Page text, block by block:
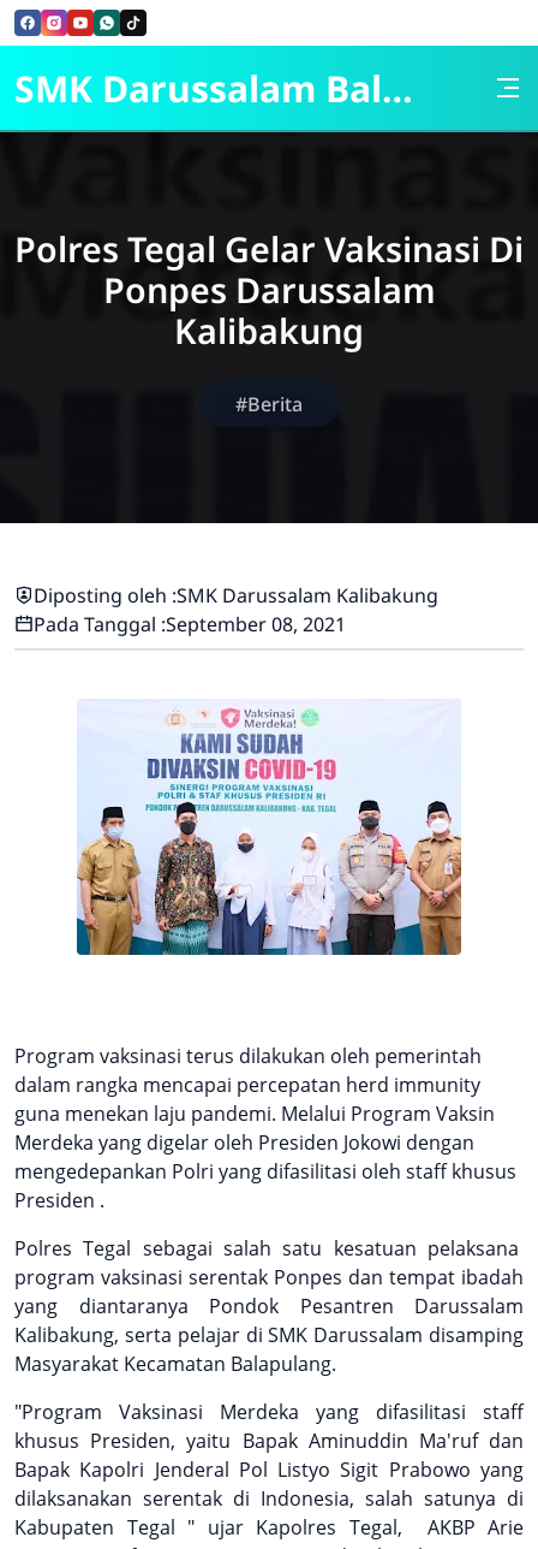
Skip to Content
SMK Darussalam Balapulang
Polres Tegal Gelar Vaksinasi Di
Ponpes Darussalam
Kalibakung
#Berita
Diposting oleh :SMK Darussalam Kalibakung
Pada Tanggal :September 08, 2021
Program vaksinasi terus dilakukan oleh pemerintah
dalam rangka mencapai percepatan herd immunity
guna menekan laju pandemi. Melalui Program Vaksin
Merdeka yang digelar oleh Presiden Jokowi dengan
mengedepankan Polri yang difasilitasi oleh staff khusus
Presiden .
Polres Tegal sebagai salah satu kesatuan pelaksana
program vaksinasi serentak Ponpes dan tempat ibadah
yang diantaranya Pondok Pesantren Darussalam
Kalibakung, serta pelajar di SMK Darussalam disamping
Masyarakat Kecamatan Balapulang.
"Program Vaksinasi Merdeka yang difasilitasi staff
khusus Presiden, yaitu Bapak Aminuddin Ma'ruf dan
Bapak Kapolri Jenderal Pol Listyo Sigit Prabowo yang
dilaksanakan serentak di Indonesia, salah satunya di
Kabupaten Tegal " ujar Kapolres Tegal, AKBP Arie